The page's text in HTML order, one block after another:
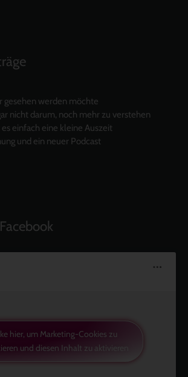
gesehen werden möchte
nicht darum, noch mehr zu verstehen
einfach eine kleine Auszeit
und ein neuer Podcast
hier, um Marketing-Cookies zu
und diesen Inhalt zu aktivieren